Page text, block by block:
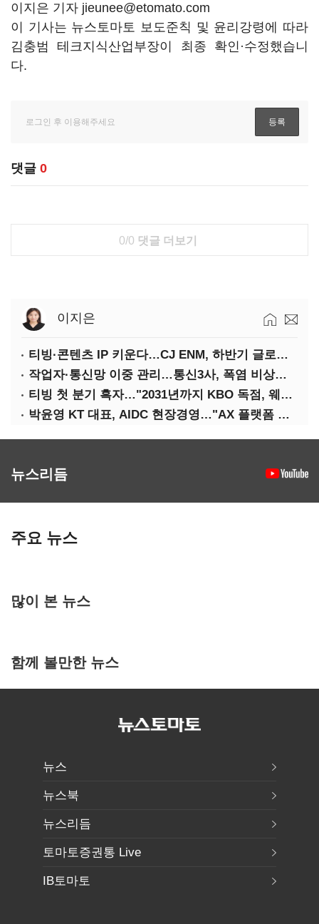
이지은 기자 jieunee@etomato.com
이 기사는 뉴스토마토 보도준칙 및 윤리강령에 따라
김충범 테크지식산업부장이 최종 확인·수정했습니
다.
댓글 0
0/0 댓글 더보기
이지은
티빙·콘텐츠 IP 키운다…CJ ENM, 하반기 글로벌 확장 가속
작업자·통신망 이중 관리…통신3사, 폭염 비상대응 돌입
티빙 첫 분기 흑자…"2031년까지 KBO 독점, 웨이브 합병도 속도"
박윤영 KT 대표, AIDC 현장경영…"AX 플랫폼 핵심 인프라로 키운다"
뉴스리듬
주요 뉴스
많이 본 뉴스
함께 볼만한 뉴스
뉴스
뉴스북
뉴스리듬
토마토증권통 Live
IB토마토